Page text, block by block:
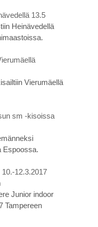
13.5
Heinävedellä
Vierumäellä
sm -kisoissa
Espoossa.
12.3.2017
Junior indoor
Tampereen